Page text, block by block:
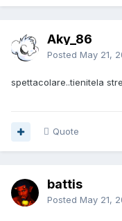
Aky_86
Posted May 21,
spettacolare..tienitela
Quote
battis
Posted May 21,